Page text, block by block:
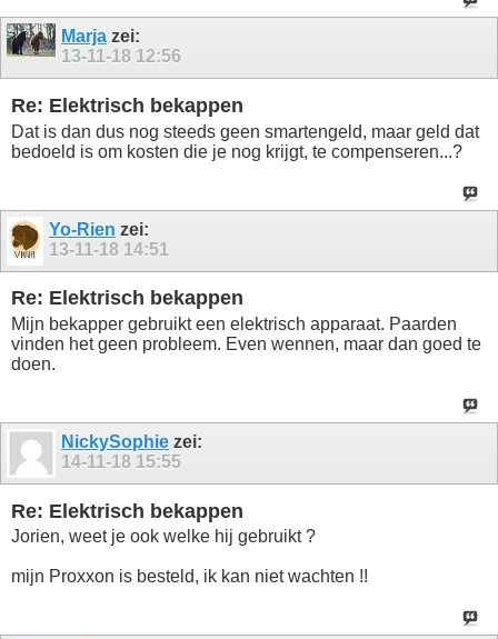
Marja zei:
13-11-18 12:56
Re: Elektrisch bekappen
Dat is dan dus nog steeds geen smartengeld, maar geld dat
bedoeld is om kosten die je nog krijgt, te compenseren...?
Yo-Rien zei:
13-11-18 14:51
Re: Elektrisch bekappen
Mijn bekapper gebruikt een elektrisch apparaat. Paarden
vinden het geen probleem. Even wennen, maar dan goed te
doen.
NickySophie zei:
14-11-18 15:55
Re: Elektrisch bekappen
Jorien, weet je ook welke hij gebruikt ?
mijn Proxxon is besteld, ik kan niet wachten !!